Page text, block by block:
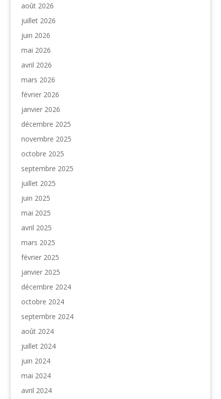
août 2026
juillet 2026
juin 2026
mai 2026
avril 2026
mars 2026
février 2026
janvier 2026
décembre 2025
novembre 2025
octobre 2025
septembre 2025
juillet 2025
juin 2025
mai 2025
avril 2025
mars 2025
février 2025
janvier 2025
décembre 2024
octobre 2024
septembre 2024
août 2024
juillet 2024
juin 2024
mai 2024
avril 2024